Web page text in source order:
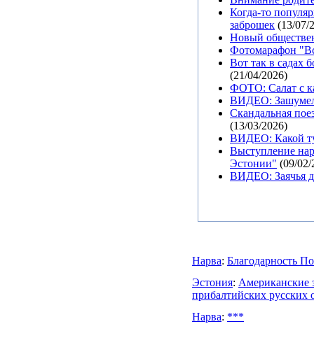
Когда-то
заброшек (13/07/
Новый
Фотомарафон
Вот так в садах
(21/04/2026)
ФОТО: Салат с
ВИДЕО:
Скандальная
(13/03/2026)
ВИДЕО: Какой
Выступление
Эстонии" (09/02/
ВИДЕО: Заячья
Нарва: Благодарность
Эстония: Американские
прибалтийских русских
Нарва: ***